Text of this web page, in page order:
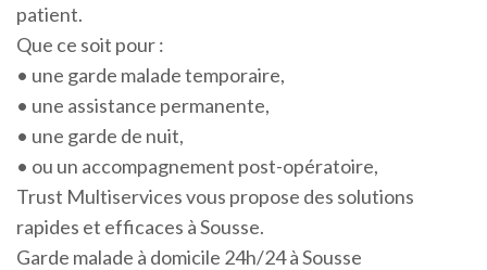
patient.
Que ce soit pour :
• une garde malade temporaire,
• une assistance permanente,
• une garde de nuit,
• ou un accompagnement post-opératoire,
Trust Multiservices vous propose des solutions
rapides et efficaces à Sousse.
Garde malade à domicile 24h/24 à Sousse